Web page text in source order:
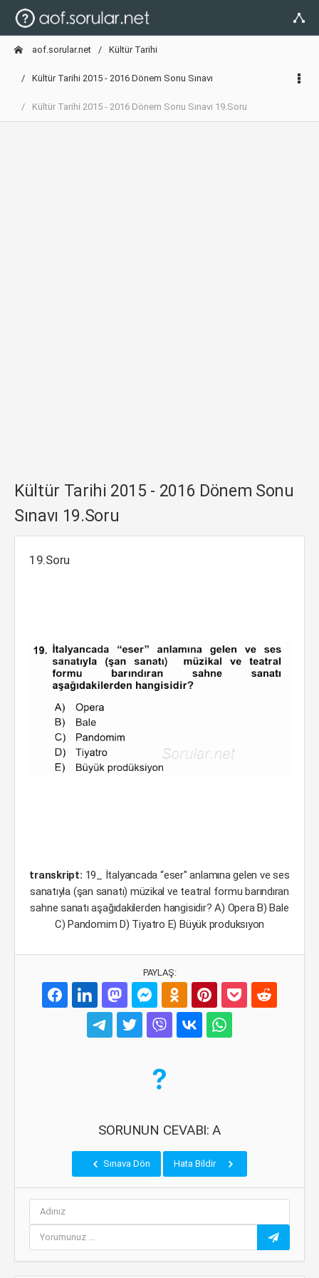
aof.sorular.net Kültür Tarihi
Kültür Tarihi 2015 - 2016 Dönem Sonu Sınavı
Kültür Tarihi 2015 - 2016 Dönem Sonu Sınavı 19.Soru
Kültür Tarihi 2015 - 2016 Dönem Sonu
Sınavı 19.Soru
19.Soru
transkript: 19_ İtalyancada “eser" anlamına gelen ve ses
sanatıyla (şan sanatı) müzikal ve teatral formu barındıran
sahne sanatı aşağıdakilerden hangisidir? A) Opera B) Bale
C) Pandomim D) Tiyatro E) Büyük produksıyon
PAYLAŞ:
SORUNUN CEVABI: A
Sınava Dön Hata Bildir